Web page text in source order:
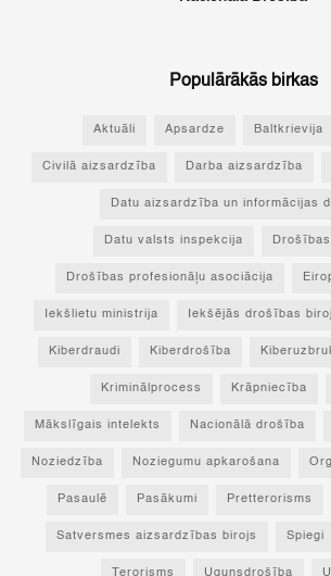
Populārākās birkas
Aktuāli Apsardze Baltkrievija
Civilā aizsardzība Darba aizsardzība
Datu aizsardzība un informācijas
Datu valsts inspekcija
Drošības profesionāļu asociācija
Iekšlietu ministrija Iekšējās drošības
Kiberdraudi Kiberdrošība
Kriminālprocess Krāpniecība
Mākslīgais intelekts Nacionālā drošība
Noziedzība Noziegumu apkarošana
Pasaulē Pasākumi Pretterorisms
Satversmes aizsardzības birojs Spiegi
Terorisms Ugunsdrošība